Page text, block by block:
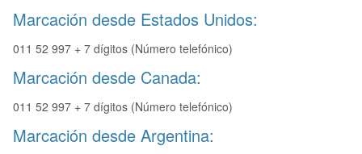
Marcación desde Estados Unidos:
011 52 997 + 7 dígitos (Número telefónico)
Marcación desde Canada:
011 52 997 + 7 dígitos (Número telefónico)
Marcación desde Argentina: